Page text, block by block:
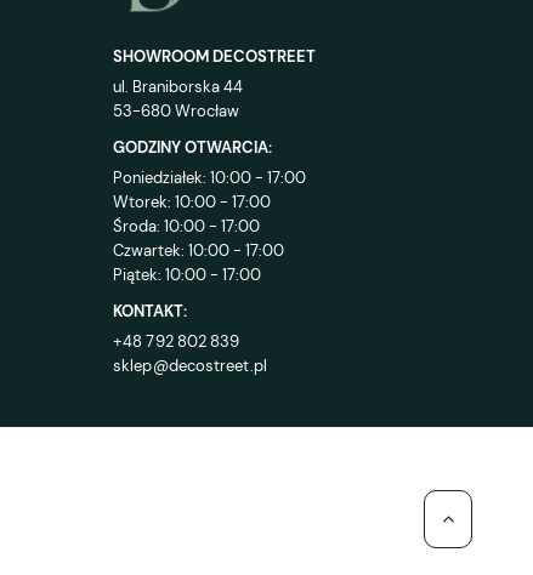
SHOWROOM DECOSTREET
ul. Braniborska 44
53-680 Wrocław
GODZINY OTWARCIA:
Poniedziałek: 10:00 - 17:00
Wtorek: 10:00 - 17:00
Środa: 10:00 - 17:00
Czwartek: 10:00 - 17:00
Piątek: 10:00 - 17:00
KONTAKT:
+48 792 802 839
sklep@decostreet.pl